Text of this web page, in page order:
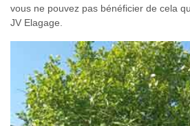
vous ne pouvez pas bénéficier de cela
JV Elagage.